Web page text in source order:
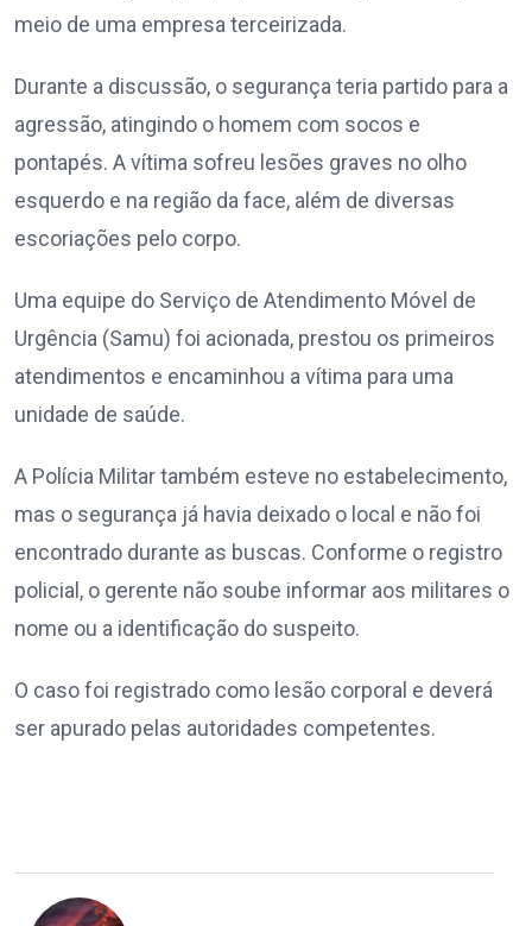
meio de uma empresa terceirizada.
Durante a discussão, o segurança teria partido para a
agressão, atingindo o homem com socos e
pontapés. A vítima sofreu lesões graves no olho
esquerdo e na região da face, além de diversas
escoriações pelo corpo.
Uma equipe do Serviço de Atendimento Móvel de
Urgência (Samu) foi acionada, prestou os primeiros
atendimentos e encaminhou a vítima para uma
unidade de saúde.
A Polícia Militar também esteve no estabelecimento,
mas o segurança já havia deixado o local e não foi
encontrado durante as buscas. Conforme o registro
policial, o gerente não soube informar aos militares o
nome ou a identificação do suspeito.
O caso foi registrado como lesão corporal e deverá
ser apurado pelas autoridades competentes.